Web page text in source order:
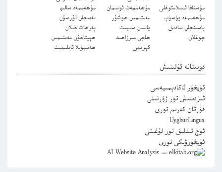
مۇستافا ئىسلامئوغلى
مۇھەممەت ئوسمان
مۇھەممەد سالىھ
مۇھەممەد يۈسۈپ
مەمتىمىن ھوشۇر
نەبىجان تۇرسۇن
ياسىنجان سادىق
چوغلان
ياسىن سېيىت
پەرھات جىلان
ھاجى مىرزاھىد
كېرىمى
ھېيتاخۇن مەمتىمىن
ھەبىبۇللا ئابلىمىت
دوستانە ئۇلىنىش
ئۇيغۇر ئاكادېمىيەسى
ئىزدىنىش تور ژۇرنىلى
قۇرئان كەرىم تورى
UyghurLingua
ئۈچ تىللىق تور لۇغىتى
ئۇيغۇرۋىكى تورى